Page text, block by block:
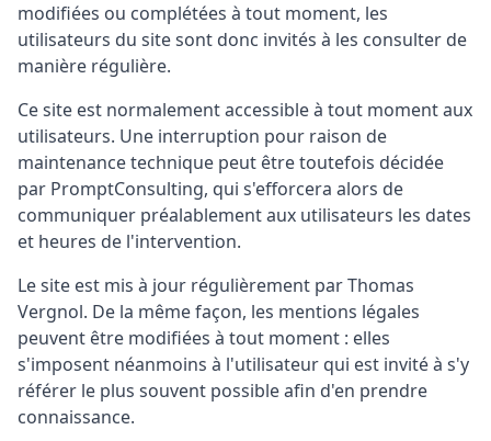
modifiées ou complétées à tout moment, les
utilisateurs du site sont donc invités à les consulter de
manière régulière.
Ce site est normalement accessible à tout moment aux
utilisateurs. Une interruption pour raison de
maintenance technique peut être toutefois décidée
par PromptConsulting, qui s'efforcera alors de
communiquer préalablement aux utilisateurs les dates
et heures de l'intervention.
Le site est mis à jour régulièrement par Thomas
Vergnol. De la même façon, les mentions légales
peuvent être modifiées à tout moment : elles
s'imposent néanmoins à l'utilisateur qui est invité à s'y
référer le plus souvent possible afin d'en prendre
connaissance.